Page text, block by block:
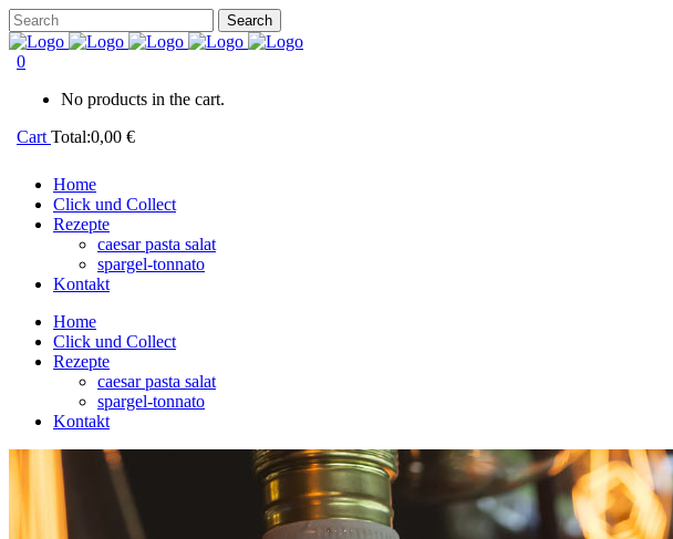
0
No products in the cart.
Cart Total:0,00 €
Home
Click und Collect
Rezepte
caesar pasta salat
spargel-tonnato
Kontakt
Home
Click und Collect
Rezepte
caesar pasta salat
spargel-tonnato
Kontakt